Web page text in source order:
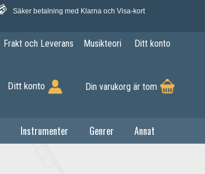
Säker betalning med Klarna och Visa-kort
Frakt och Leverans Musikteori Ditt konto
Ditt konto Din varukorg är tom
Instrumenter Genrer Annat